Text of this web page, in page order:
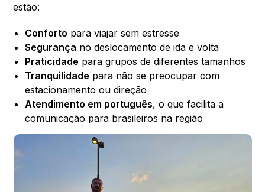
estão:
Conforto para viajar sem estresse
Segurança no deslocamento de ida e volta
Praticidade para grupos de diferentes tamanhos
Tranquilidade para não se preocupar com
estacionamento ou direção
Atendimento em português, o que facilita a
comunicação para brasileiros na região